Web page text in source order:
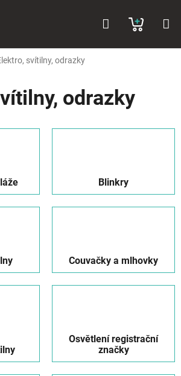
KOŠÍK
svítilny, odrazky
odrazky
Blinkry
Couvačky a mlhovky
Osvětlení registrační
značky